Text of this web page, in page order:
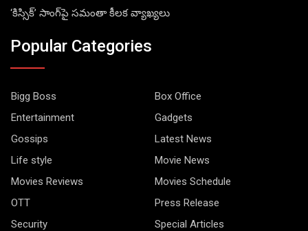
‘కిస్సిక్’ సాంగ్‌పై సమంతా కీలక వ్యాఖ్యలు
Popular Categories
Bigg Boss
Box Office
Entertainment
Gadgets
Gossips
Latest News
Life style
Movie News
Movies Reviews
Movies Schedule
OTT
Press Release
Security
Special Articles